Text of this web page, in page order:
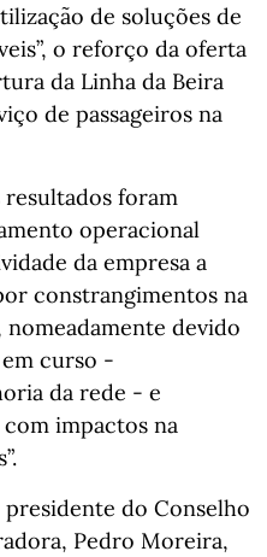
de soluções de
o reforço da oferta
da Linha da Beira
de passageiros na
resultados foram
operacional
da empresa a
constrangimentos na
devido
curso -
da rede - e
impactos na
do Conselho
Pedro Moreira,